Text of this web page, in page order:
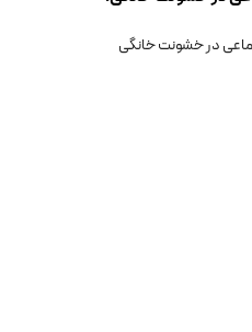
در خشونت خانگی